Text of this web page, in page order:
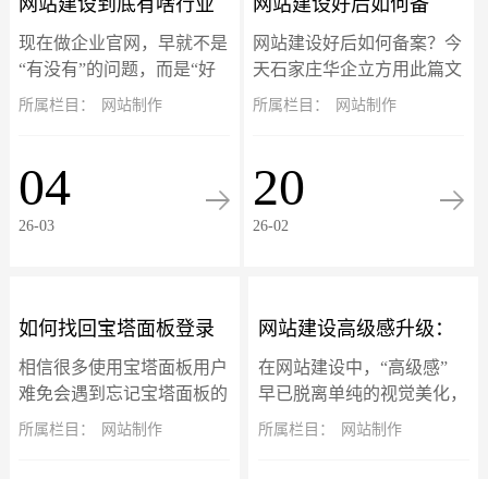
网站建设到底有啥行业
标准？别再被低价建站
坑惨了！
现在做企业官网，早就不是
“有没有”的问题，而是“好
不好用、能不能赚钱、够不
的入口、跟客户打交道的核
心阵地。可市面...
所属栏目： 网站制作
04
26-03
网站建设好后如何备
案？个人与企业网站备
案流程详解
网站建设好后如何备案？今
天石家庄华企立方用此篇文
章详细介绍备案流程，适用
营主体的真实性和可追溯
性。根据工信部最新...
所属栏目： 网站制作
20
26-02
如何找回宝塔面板登录
地址、账号和密码？
相信很多使用宝塔面板用户
难免会遇到忘记宝塔面板的
登录地址、账号或密码忘记
所属栏目： 网站制作
网站建设高级感升级：
三大核心设计趋势落地
指南
在网站建设中，“高级感”
早已脱离单纯的视觉美化，
升级为 “质感体验 + 情感共
所属栏目： 网站制作